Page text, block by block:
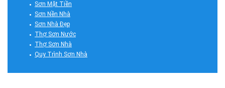
Sơn Mặt Tiền
Sơn Nền Nhà
Sơn Nhà Đẹp
Thợ Sơn Nước
Thợ Sơn Nhà
Quy Trình Sơn Nhà